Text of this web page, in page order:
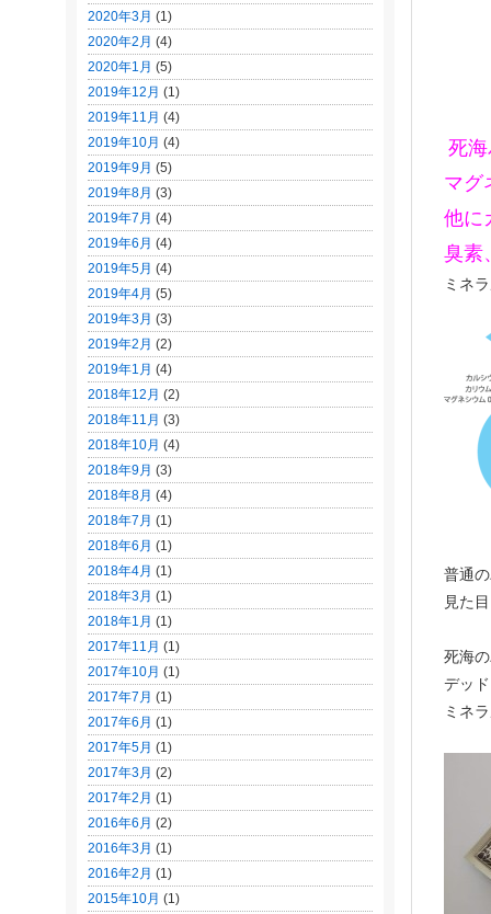
死
マグ
他に
臭素
ミネ
普通
見た
死海
デッ
ミネ
2020年3月 (1)
2020年2月 (4)
2020年1月 (5)
2019年12月 (1)
2019年11月 (4)
2019年10月 (4)
2019年9月 (5)
2019年8月 (3)
2019年7月 (4)
2019年6月 (4)
2019年5月 (4)
2019年4月 (5)
2019年3月 (3)
2019年2月 (2)
2019年1月 (4)
2018年12月 (2)
2018年11月 (3)
2018年10月 (4)
2018年9月 (3)
2018年8月 (4)
2018年7月 (1)
2018年6月 (1)
2018年4月 (1)
2018年3月 (1)
2018年1月 (1)
2017年11月 (1)
2017年10月 (1)
2017年7月 (1)
2017年6月 (1)
2017年5月 (1)
2017年3月 (2)
2017年2月 (1)
2016年6月 (2)
2016年3月 (1)
2016年2月 (1)
2015年10月 (1)